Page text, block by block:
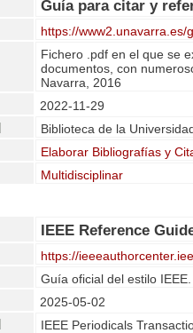
Guía para citar y
https://www2.unavarra.es/
Fichero .pdf en el que se
documentos, con
Navarra, 2016
2022-11-29
Biblioteca de la
Elaborar Bibliografías y
Multidisciplinar
IEEE Reference
https://
Guía oficial del estilo
2025-05-02
IEEE Periodicals